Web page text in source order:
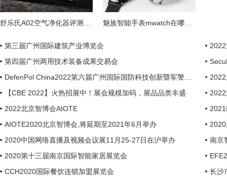
第三届广州国际建筑产业博览会
第四届广州两用技术装备成果交易会
DefenPol China2022第六届广州国际国防科技创新暨军警外贸展
【CBE 2022】火热招展中！展会规模加码，展品品类丰盛
2022北京智博会AIOTE
AIOTE2020北京智博会,将延期至2021年6月举办
2020中国网络直播及视频会议展11月25-27日在沪举办
南京
2020第十三届南京国际智能家居展览会
CCH2020国际餐饮连锁加盟展览会
长沙